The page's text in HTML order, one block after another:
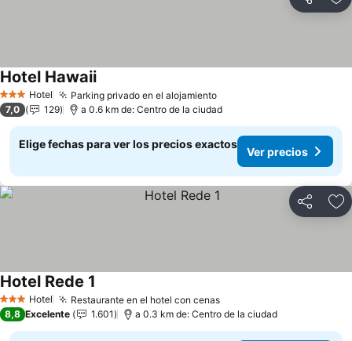
Compartir
3 Estrellas
Hotel Parking privado en el alojamientoVer precios
Hotel HawaiiVer precios
7,0 129 a 0.6 km de: Centro de la ciudad
Elige fechas para ver los precios exactos
Ver precios
Compartir
3 Estrellas
Hotel Restaurante en el hotel con cenasVer precios
Hotel Rede 1
8,8 Excelente 1.601 a 0.3 km de: Centro de la ciudad